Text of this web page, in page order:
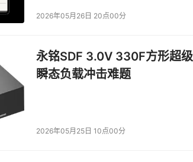
2026年05月26日 20点00分
永铭SDF 3.0V 330F方形超
瞬态负载冲击难题
2026年05月25日 10点00分